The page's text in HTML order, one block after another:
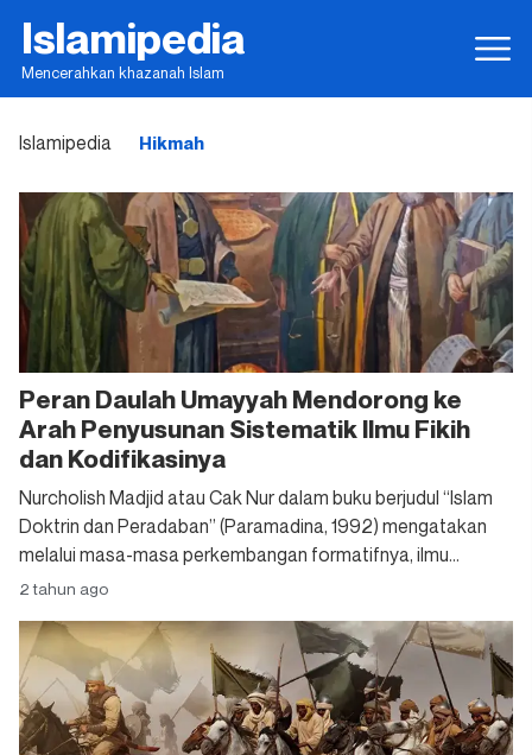
Islamipedia
Mencerahkan khazanah Islam
Islamipedia Hikmah
Peran Daulah Umayyah Mendorong ke
Arah Penyusunan Sistematik Ilmu Fikih
dan Kodifikasinya
Nurcholish Madjid atau Cak Nur dalam buku berjudul “Islam
Doktrin dan Peradaban” (Paramadina, 1992) mengatakan
melalui masa-masa perkembangan formatifnya, ilmu...
2 tahun ago